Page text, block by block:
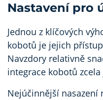
Nastavení pro
Jednou z klíčových
kobotů je jejich
Navzdory relativně
integrace kobotů
Nejúčinnější nasazení